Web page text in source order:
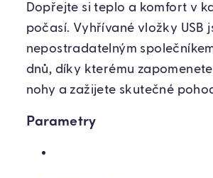
Dopřejte si teplo a komfort v
počasí. Vyhřívané vložky USB
nepostradatelným
dnů, díky kterému
nohy a zažijete skutečné
Parametry